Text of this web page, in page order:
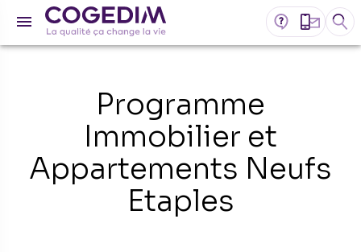
Programme
Immobilier et
Appartements Neufs
Etaples